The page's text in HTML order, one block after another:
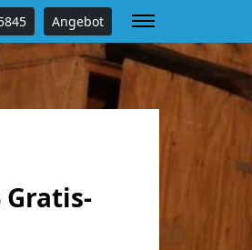
Angebot
Gratis-